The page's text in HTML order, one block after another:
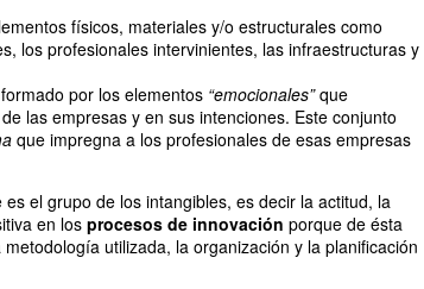
físicos, materiales y/o estructurales como
los profesionales intervinientes, las infraestructuras y
por los elementos “emocionales”que
las empresas y en sus intenciones. Este conjunto
que impregna a los profesionales de esas empresas
el grupo de los intangibles, es decir la actitud, la
en losprocesos de innovación porque de ésta
utilizada, la organización y la planificación